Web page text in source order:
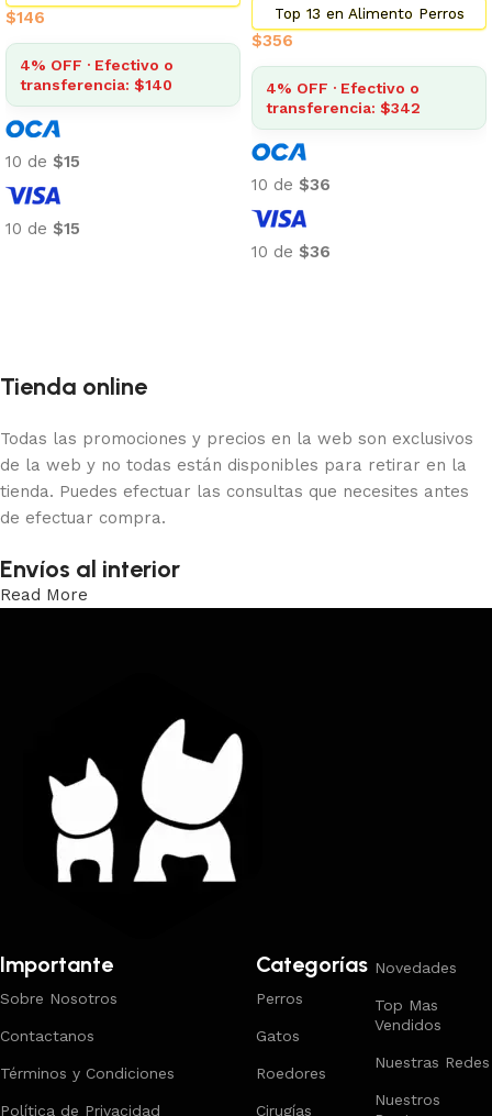
$146
4% OFF · Efectivo o
transferencia: $140
10 de $15
10 de $15
Top 13 en Alimento Perros
$356
4% OFF · Efectivo o
transferencia: $342
10 de $36
10 de $36
Tienda online
Todas las promociones y precios en la web son exclusivos
de la web y no todas están disponibles para retirar en la
tienda. Puedes efectuar las consultas que necesites antes
de efectuar compra.
Envíos al interior
Read More
Importante
Sobre Nosotros
Contactanos
Términos y Condiciones
Política de Privacidad
Categorías
Perros
Gatos
Roedores
Cirugías
Novedades
Top Mas
Vendidos
Nuestras Redes
Nuestros